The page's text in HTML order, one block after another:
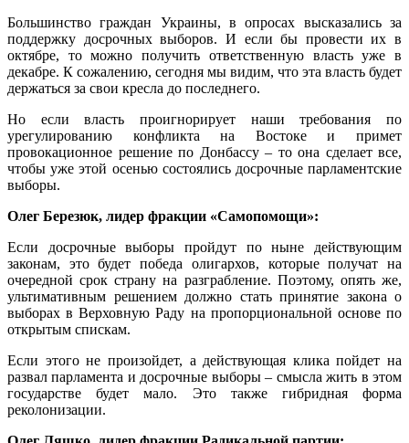
Большинство граждан Украины, в опросах высказались за
поддержку досрочных выборов. И если бы провести их в
октябре, то можно получить ответственную власть уже в
декабре. К сожалению, сегодня мы видим, что эта власть будет
держаться за свои кресла до последнего.
Но если власть проигнорирует наши требования по
урегулированию конфликта на Востоке и примет
провокационное решение по Донбассу – то она сделает все,
чтобы уже этой осенью состоялись досрочные парламентские
выборы.
Олег Березюк, лидер фракции «Самопомощи»:
Если досрочные выборы пройдут по ныне действующим
законам, это будет победа олигархов, которые получат на
очередной срок страну на разграбление. Поэтому, опять же,
ультимативным решением должно стать принятие закона о
выборах в Верховную Раду на пропорциональной основе по
открытым спискам.
Если этого не произойдет, а действующая клика пойдет на
развал парламента и досрочные выборы – смысла жить в этом
государстве будет мало. Это также гибридная форма
реколонизации.